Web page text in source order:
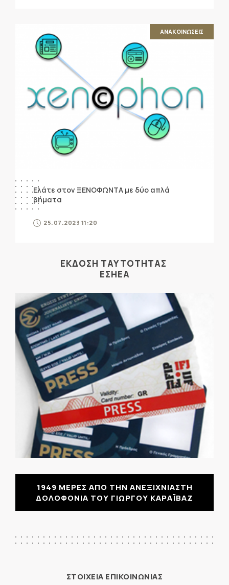
ΑΝΑΚΟΙΝΩΣΕΙΣ
Ελάτε στον ΞΕΝΟΦΩΝΤΑ με δύο απλά
βήματα
25.07.2023 11:20
ΕΚΔΟΣΗ ΤΑΥΤΟΤΗΤΑΣ
ΕΣΗΕΑ
1949 ΜΕΡΕΣ ΑΠΟ ΤΗΝ ΑΝΕΞΙΧΝΙΑΣΤΗ
ΔΟΛΟΦΟΝΙΑ ΤΟΥ ΓΙΩΡΓΟΥ ΚΑΡΑΪΒΑΖ
ΣΤΟΙΧΕΙΑ ΕΠΙΚΟΙΝΩΝΙΑΣ